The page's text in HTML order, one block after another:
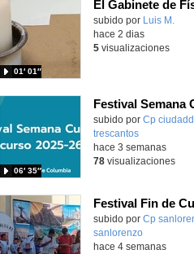
Contenido educativo.
subido por Luis M.
01′ 01″
hace 2 dias
5visualizaciones
subido por Cp
trescantos
06′ 35″
-
hace 3 semanas
78visualizaciones
Festival Fin de
Contenido educativo.
subido por Cp
sanlorenzo-
hace 4 semanas